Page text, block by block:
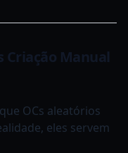
Criação Manual
OCs aleatórios
eles servem